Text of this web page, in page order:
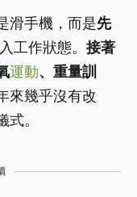
滑手機，而是先
工作狀態。 接著
運動、重量訓
來幾乎沒有改
。